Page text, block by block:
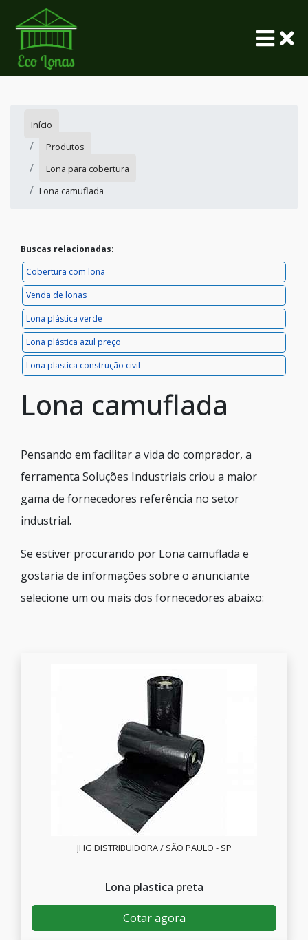
Início
Produtos
Lona para cobertura
Lona camuflada
Buscas relacionadas:
Cobertura com lona
Venda de lonas
Lona plástica verde
Lona plástica azul preço
Lona plastica construção civil
Lona camuflada
Pensando em facilitar a vida do comprador, a
ferramenta Soluções Industriais criou a maior
gama de fornecedores referência no setor
industrial.
Se estiver procurando por Lona camuflada e
gostaria de informações sobre o anunciante
selecione um ou mais dos fornecedores abaixo:
JHG DISTRIBUIDORA / SÃO PAULO - SP
Lona plastica preta
Cotar agora